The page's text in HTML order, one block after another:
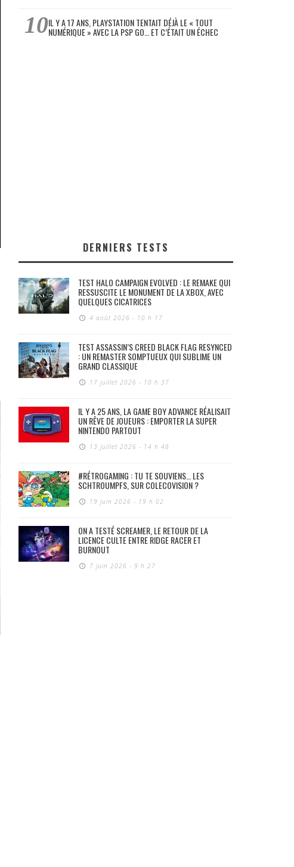
IL Y A 17 ANS, PLAYSTATION TENTAIT DÉJÀ LE « TOUT
NUMÉRIQUE » AVEC LA PSP GO… ET C’ÉTAIT UN ÉCHEC
DERNIERS TESTS
TEST HALO CAMPAIGN EVOLVED : LE REMAKE QUI
RESSUSCITE LE MONUMENT DE LA XBOX, AVEC
QUELQUES CICATRICES
4 août 2026 - 10 h 17
TEST ASSASSIN’S CREED BLACK FLAG RESYNCED
: UN REMASTER SOMPTUEUX QUI SUBLIME UN
GRAND CLASSIQUE
17 juillet 2026 - 10 h 37
IL Y A 25 ANS, LA GAME BOY ADVANCE RÉALISAIT
UN RÊVE DE JOUEURS : EMPORTER LA SUPER
NINTENDO PARTOUT
13 juillet 2026 - 14 h 48
#RÉTROGAMING : TU TE SOUVIENS… LES
SCHTROUMPFS, SUR COLECOVISION ?
19 juin 2026 - 19 h 02
ON A TESTÉ SCREAMER, LE RETOUR DE LA
LICENCE CULTE ENTRE RIDGE RACER ET
BURNOUT
7 juin 2026 - 9 h 27